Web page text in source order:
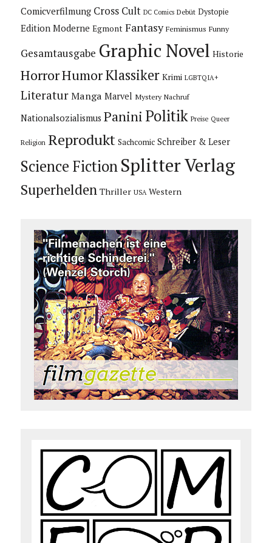
Comicverfilmung Cross Cult DC Comics Debüt Dystopie
Edition Moderne Egmont Fantasy Feminismus Funny
Gesamtausgabe Graphic Novel Historie
HorrorHumorKlassiker Krimi LGBTQIA+
Literatur Manga Marvel Mystery Nachruf
Nationalsozialismus Panini Politik Preise Queer
Religion Reprodukt Sachcomic Schreiber & Leser
Science Fiction Splitter Verlag
Superhelden Thriller USA Western